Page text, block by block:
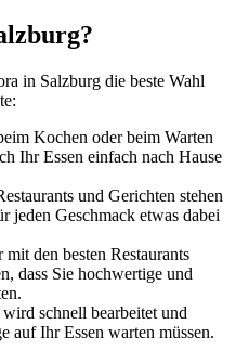
in Salzburg die beste Wahl
Kochen oder beim Warten
Ihr Essen einfach nach Hause
und Gerichten stehen
jeden Geschmack etwas dabei
den besten Restaurants
dass Sie hochwertige und
schnell bearbeitet und
auf Ihr Essen warten müssen.